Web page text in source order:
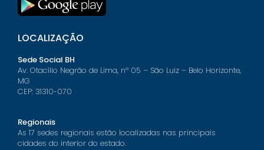
LOCALIZAÇÃO
Sede Social BH
Av. Otacílio Negrão de Lima, nº 05 – São Luiz – Belo Horizonte,
MG
CEP: 31310-070
Regionais
As 17 sedes regionais estão localizadas nas principais
cidades do interior do estado.